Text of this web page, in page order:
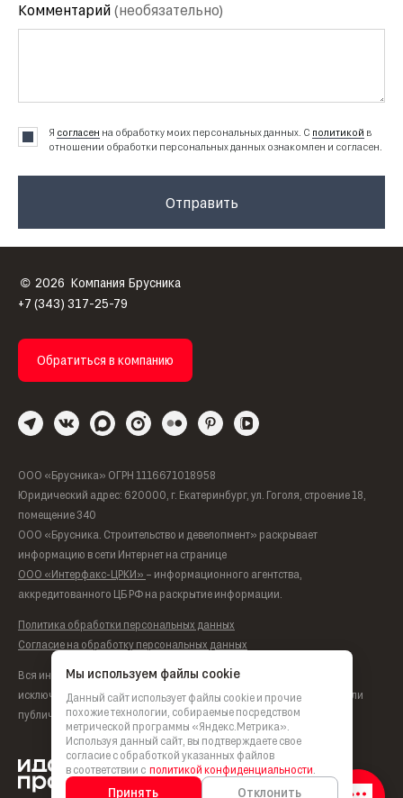
Комментарий (необязательно)
Я согласен на обработку моих персональных данных. С политикой в
отношении обработки персональных данных ознакомлен и согласен.
Отправить
Мы используем файлы cookie
Данный сайт использует файлы cookie и прочие
похожие технологии, собираемые посредством
метрической программы «Яндекс.Метрика».
Используя данный сайт, вы подтверждаете свое
согласие с обработкой указанных файлов
в соответствии с политикой конфиденциальности
Принять Отклонить
© 2026 Компания Брусника
+7 (343) 317-25-79
Обратиться в компанию
ООО «Брусника» ОГРН 1116671018958
Юридический адрес: 620000, г. Екатеринбург, ул. Гоголя, строение 18,
помещение 340
ООО «Брусника. Строительство и девелопмент» раскрывает
информацию в сети Интернет на странице
ООО «Интерфакс-ЦРКИ» – информационного агентства,
аккредитованного ЦБ РФ на раскрытие информации.
Политика обработки персональных данных
Согласие на обработку персональных данных
Вся информация, представленная на данном сайте, носит
исключительно информационный характер, не является офертой или
публичной офертой согласно ст. 435, п. 2 ст. 437 ГК РФ.